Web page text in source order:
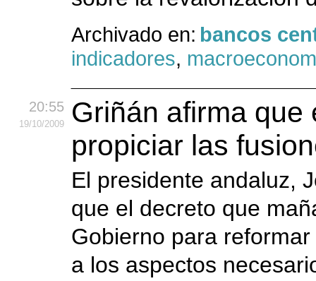
Archivado en: bancos
indicadores,
20:55
19/10/2009
Griñán afirma que
propiciar las
El presidente andaluz,
que el decreto que
Gobierno para
a los aspectos